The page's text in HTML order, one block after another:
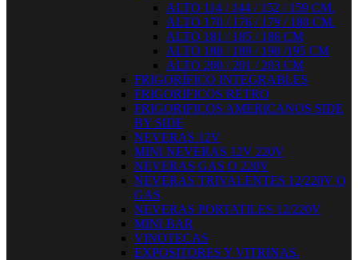
ALTO 114 / 144 / 152 / 159 CM.
ALTO 170 / 176 / 179 / 180 CM.
ALTO 181 / 185 / 186 CM
ALTO 188 / 189 / 190 /195 CM
ALTO 200 / 201 / 203 CM
FRIGORÍFICO INTEGRABLES
FRIGORIFICOS RETRO
FRIGORIFICOS AMERICANOS SIDE
BY SIDE
NEVERAS 12V
MINI NEVERAS 12V 220V
NEVERAS GAS O 220V
NEVERAS TRIVALENTES 12/220V O
GAS
NEVERAS PORTATILES 12/220V
MINI BAR
VINOTECAS
EXPOSITORES Y VITRINAS.